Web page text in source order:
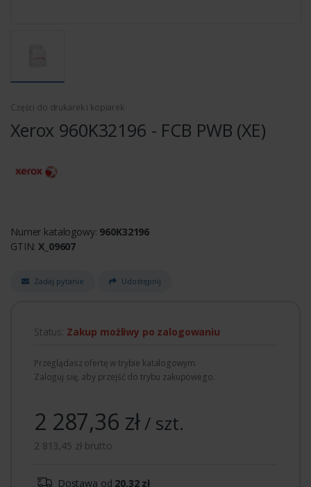
Części do drukarek i kopiarek
Xerox 960K32196 - FCB PWB (XE)
Numer katalogowy: 960K32196
GTIN:X_09607
Zadaj pytanie Udostępnij
Status: Zakup możliwy po zalogowaniu
Przeglądasz ofertę w trybie katalogowym.
Zaloguj się, aby przejść do trybu zakupowego.
2 287,36 zł/ szt.
2 813,45 zł brutto
Dostawa od 20,32 zł